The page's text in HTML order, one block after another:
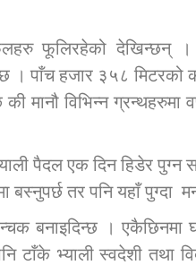
तातोपानी गाउँपालिका जुम्लाको
लैङ्गिक हिंसा सम्बन्धी सूचना सन्देश
फूलिरहेको देखिन्छन् ।
। पाँच हजार ३५८ मिटरको
मानौ विभिन्न ग्रन्थहरुमा
पैदल एक दिन हिडेर
बस्नुपर्छ तर पनि यहाँ पुग्दा
बनाइदिन्छ । एकैछिनमा
टाँके भ्याली स्वदेशी तथा